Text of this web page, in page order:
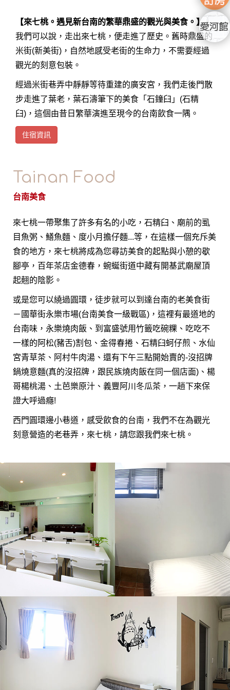
【來七桃。遇見新台南的繁華鼎盛的觀光與美食。】
我們可以說，走出來七桃，便走進了歷史。舊時鼎盛的
米街(新美街)，自然地感受老街的生命力，不需要經過
觀光的刻意包裝。
經過米街巷弄中靜靜等待重建的廣安宮，我們走後門散
步走進了葉老，葉石濤筆下的美食「石鐘臼」(石精
臼)，這個由昔日繁華演進至現今的台南飲食一隅。
住宿資訊
Tainan Food
台南美食
來七桃一帶聚集了許多有名的小吃，石精臼、廟前的虱
目魚粥、鱔魚麵、度小月擔仔麵...等，在這樣一個充斥美
食的地方，來七桃將成為您尋訪美食的起點與小憩的歇
腳亭，百年茶店金德春，蜿蜒街道中藏有開基武廟屋頂
起翹的陰影。
或是您可以繞過圓環，徒步就可以到達台南的老美食街
－國華街永樂市場(台南美食一級戰區)，這裡有最道地的
台南味，永樂燒肉飯、到富盛號用竹籤吃碗粿、吃吃不
一樣的阿松(豬舌)割包、金得春捲、石精臼蚵仔煎、水仙
宮青草茶、阿村牛肉湯、還有下午三點開始賣的-沒招牌
鍋燒意麵(真的沒招牌，跟民族燒肉飯在同一個店面)、楊
哥楊桃湯、土芭樂原汁、義豐阿川冬瓜茶，一趟下來保
證大呼過癮!
西門圓環邊小巷道，感受飲食的台南，我們不在為觀光
刻意營造的老巷弄，來七桃，請您跟我們來七桃。